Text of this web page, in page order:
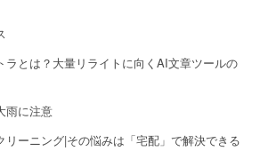
ラとは？大量リライトに向くAI文章ツールの
雨に注意
リーニング|その悩みは「宅配」で解決できる